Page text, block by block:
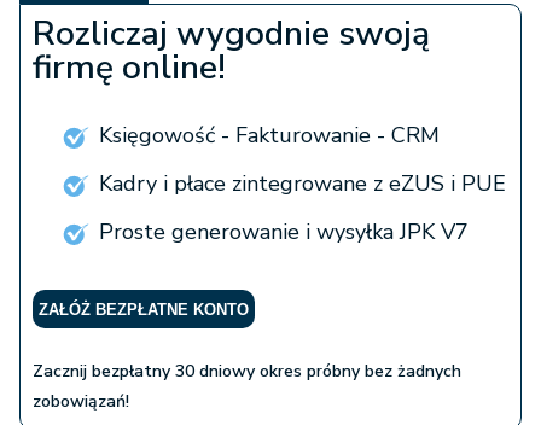
Rozliczaj wygodnie swoją
firmę online!
Księgowość - Fakturowanie - CRM
Kadry i płace zintegrowane z eZUS i PUE
Proste generowanie i wysyłka JPK V7
ZAŁÓŻ BEZPŁATNE KONTO
Zacznij bezpłatny 30 dniowy okres próbny bez żadnych
zobowiązań!